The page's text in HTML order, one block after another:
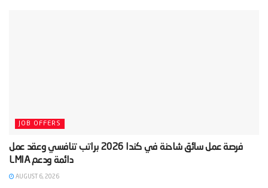
JOB OFFERS
‫فرصة عمل سائق شاحنة في كندا 2026 براتب تنافسي وعقد عمل
دائمة ودعم LMIA‬
AUGUST 6, 2026